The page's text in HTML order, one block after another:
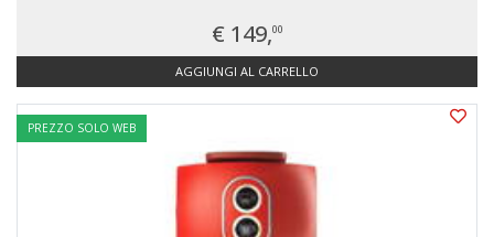
€ 149,00
AGGIUNGI AL CARRELLO
PREZZO SOLO WEB